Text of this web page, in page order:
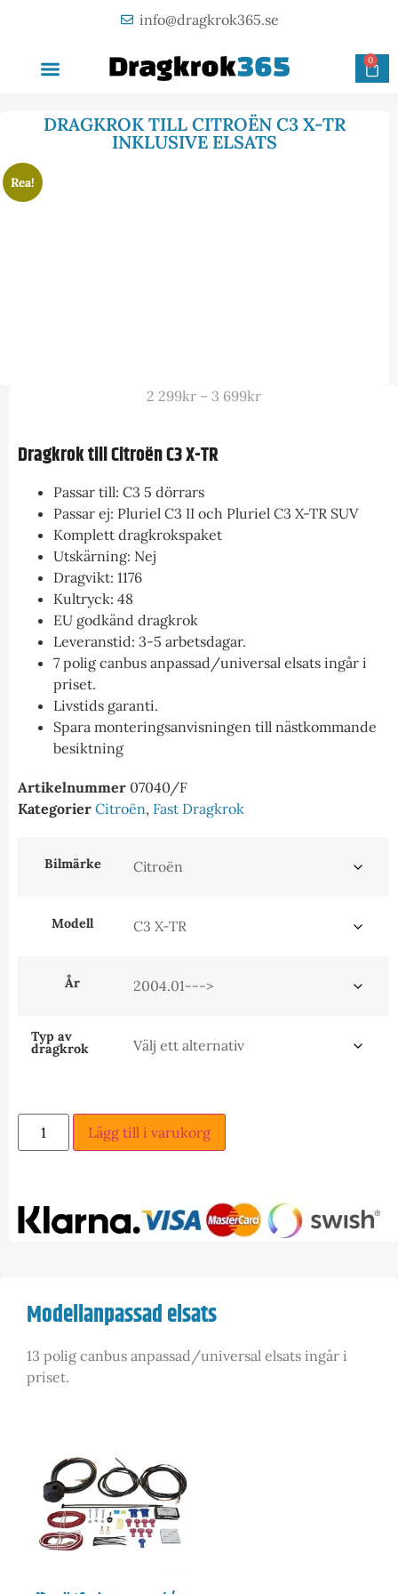
info@dragkrok365.se
0
DRAGKROK TILL CITROËN C3 X-TR
INKLUSIVE ELSATS
Rea!
2 299kr – 3 699kr
Dragkrok till Citroën C3 X-TR
Passar till: C3 5 dörrars
Passar ej: Pluriel C3 II och Pluriel C3 X-TR SUV
Komplett dragkrokspaket
Utskärning: Nej
Dragvikt: 1176
Kultryck: 48
EU godkänd dragkrok
Leveranstid: 3-5 arbetsdagar.
7 polig canbus anpassad/universal elsats ingår i
priset.
Livstids garanti.
Spara monteringsanvisningen till nästkommande
besiktning
Artikelnummer 07040/F
Kategorier Citroën, Fast Dragkrok
Bilmärke
Modell
År
Typ av
dragkrok
Lägg till i varukorg
Modellanpassad elsats
13 polig canbus anpassad/universal elsats ingår i
priset.